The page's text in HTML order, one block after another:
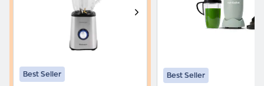
Best Seller Best Seller